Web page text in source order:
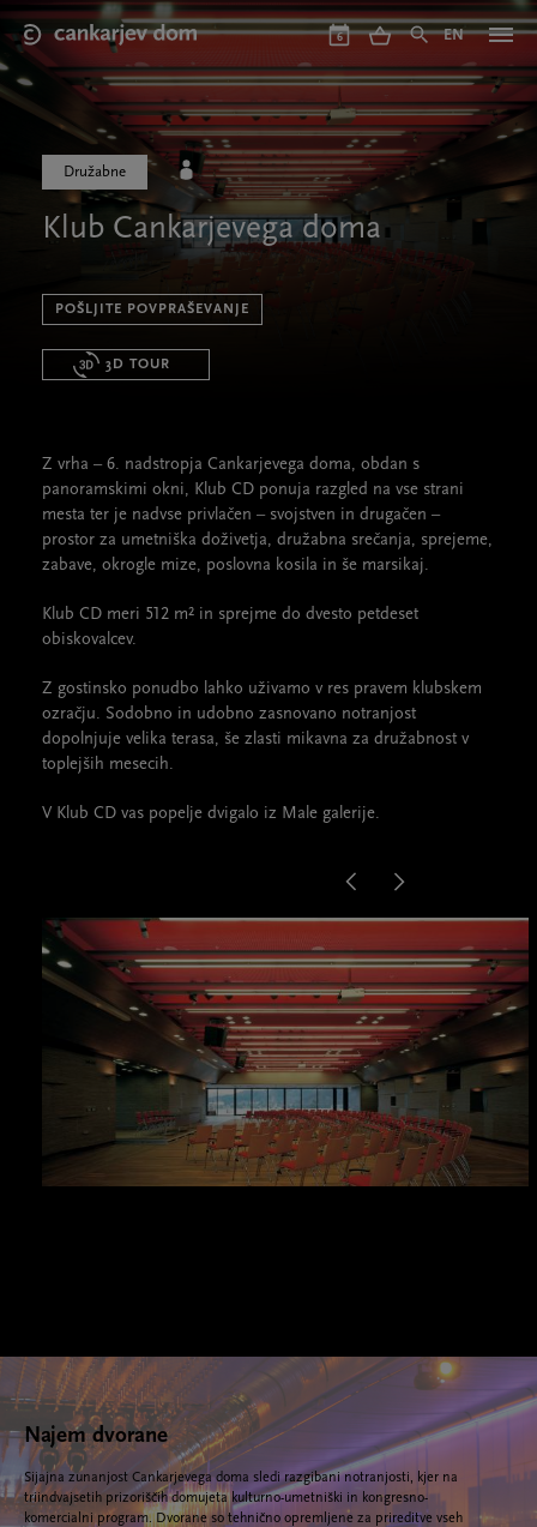
Skip
main
content
6 EN
Družabne
Klub Cankarjevega doma
POŠLJITE POVPRAŠEVANJE
3D TOUR
Z vrha – 6. nadstropja Cankarjevega doma, obdan s
panoramskimi okni, Klub CD ponuja razgled na vse strani
mesta ter je nadvse privlačen – svojstven in drugačen –
prostor za umetniška doživetja, družabna srečanja, sprejeme,
zabave, okrogle mize, poslovna kosila in še marsikaj.
Klub CD meri 512 m² in sprejme do dvesto petdeset
obiskovalcev.
Z gostinsko ponudbo lahko uživamo v res pravem klubskem
ozračju. Sodobno in udobno zasnovano notranjost
dopolnjuje velika terasa, še zlasti mikavna za družabnost v
toplejših mesecih.
V Klub CD vas popelje dvigalo iz Male galerije.
Najem dvorane
Sijajna zunanjost Cankarjevega doma sledi razgibani notranjosti, kjer na
triindvajsetih prizoriščih domujeta kulturno-umetniški in kongresno-
komercialni program. Dvorane so tehnično opremljene za prireditve vseh